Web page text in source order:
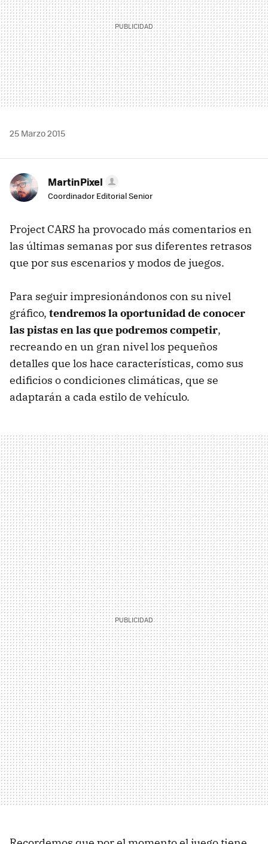
25 Marzo 2015
MartinPixel
Coordinador Editorial Senior
Project CARS ha provocado más comentarios en
las últimas semanas por sus diferentes retrasos
que por sus escenarios y modos de juegos.
Para seguir impresionándonos con su nivel
gráfico, tendremos la oportunidad de conocer
las pistas en las que podremos competir,
recreando en un gran nivel los pequeños
detalles que los hace características, como sus
edificios o condiciones climáticas, que se
adaptarán a cada estilo de vehículo.